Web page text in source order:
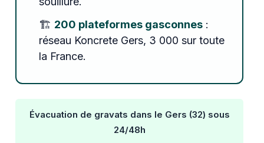
🏗️ 200 plateformes gasconnes:
réseau Koncrete Gers, 3 000 sur toute
la France.
Évacuation de gravats dans le Gers (32) sous
24/48h